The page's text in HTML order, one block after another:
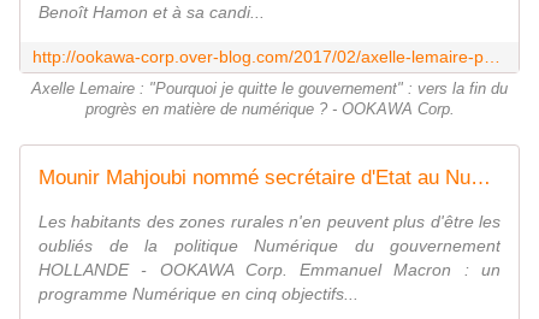
Benoît Hamon et à sa candi...
Axelle Lemaire : "Pourquoi je quitte le gouvernement" : vers la fin du
progrès en matière de numérique ? - OOKAWA Corp.
Mounir Mahjoubi nommé secrétaire d'Etat au Numérique au gouvernement MACRON - OOKAWA Corp.
Les habitants des zones rurales n'en peuvent plus d'être les
oubliés de la politique Numérique du gouvernement
HOLLANDE - OOKAWA Corp. Emmanuel Macron : un
programme Numérique en cinq objectifs...